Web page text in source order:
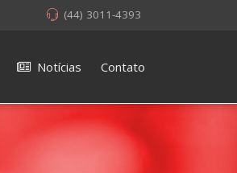
(44) 3011-4393
Notícias Contato